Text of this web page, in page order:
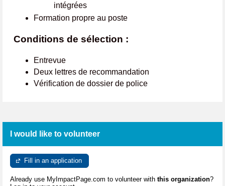
intégrées
Formation propre au poste
Conditions de sélection :
Entrevue
Deux lettres de recommandation
Vérification de dossier de police
I would like to volunteer
Fill in an application
Already use MyImpactPage.com to volunteer with this organization?